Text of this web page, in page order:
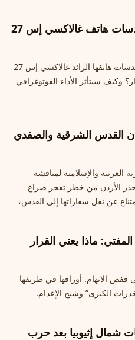
سامسونغ تخطط لتقليص عدسات هاتف غالاكسي إس 27
تقرر شركة سامسونج إزالة إحدى عدسات هاتفها الرائد غالاكسي إس 27
وكيف سيتأثر الأداء الفوتوغرافي
القدس الشرقية والصفدي
العربية والإسلامية لمناقشة
الأردن من خطر تفجر صراع
عن نقل سفاراتها إلى القدس،
ماذا يعني القرار
الاتهام. أوراقها في طريقها
الكبرى” وشبح الإعدام.
شمال إثيوبيا بعد حرب